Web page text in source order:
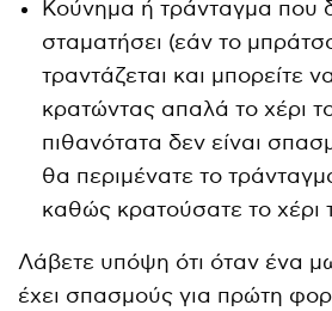
Κούνημα ή τράνταγμα που
σταματήσει (εάν το
τραντάζεται και μπορείτε
κρατώντας απαλά το χέρι
πιθανότατα δεν είναι
θα περιμένατε το
καθώς κρατούσατε το χέρι
Λάβετε υπόψη ότι όταν ένα
έχει σπασμούς για πρώτη